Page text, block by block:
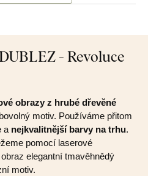
- Revoluce
obrazy z hrubé dřevěné
motiv. Používáme přitom
a nejkvalitnější barvy na trhu.
pomocí laserové
elegantní tmavěhnědý
motiv.